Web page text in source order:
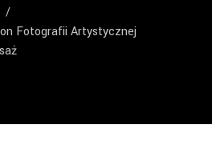
/
Fotografii Artystycznej